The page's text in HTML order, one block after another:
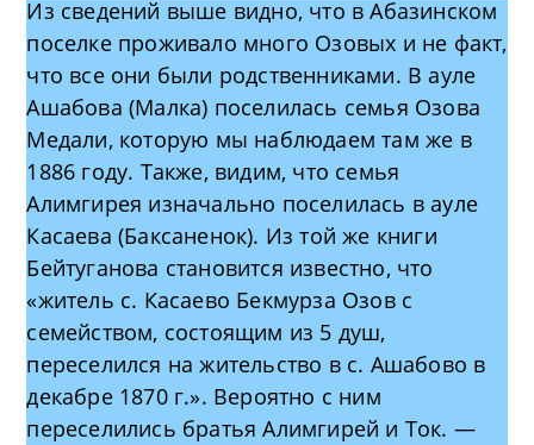
Из сведений выше видно, что в Абазинском
поселке проживало много Озовых и не факт,
что все они были родственниками. В ауле
Ашабова (Малка) поселилась семья Озова
Медали, которую мы наблюдаем там же в
1886 году. Также, видим, что семья
Алимгирея изначально поселилась в ауле
Касаева (Баксаненок). Из той же книги
Бейтуганова становится известно, что
«житель с. Касаево Бекмурза Озов с
семейством, состоящим из 5 душ,
переселился на жительство в с. Ашабово в
декабре 1870 г.». Вероятно с ним
переселились братья Алимгирей и Ток. —